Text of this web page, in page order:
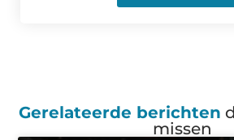
Gerelateerde berichten
missen